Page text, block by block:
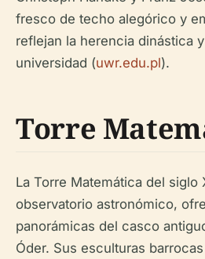
fresco de techo alegórico y
reflejan la herencia dinástica
universidad (uwr.edu.pl).
Torre
La Torre Matemática del siglo
observatorio astronómico,
panorámicas del casco
Óder. Sus esculturas